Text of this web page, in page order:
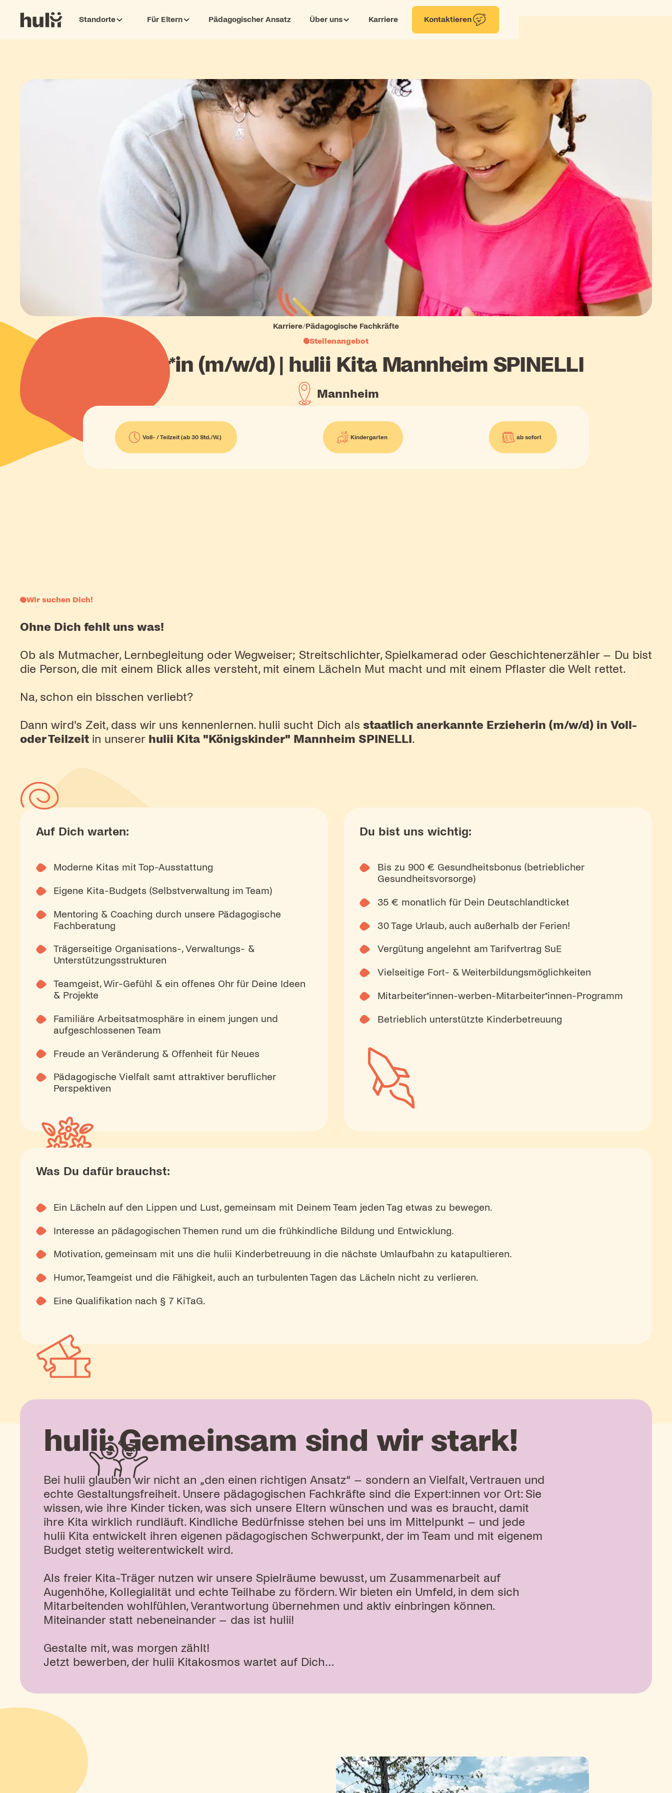
Standorte Für Eltern Pädagogischer Ansatz Über uns Karriere Kontaktieren
Karriere/Pädagogische Fachkräfte
Stellenangebot
Erzieher*in (m/w/d) | hulii Kita Mannheim SPINELLI
Mannheim
Voll- / Teilzeit (ab 30 Std./W.) Kindergarten ab sofort
Wir suchen Dich!
Ohne Dich fehlt uns was!
Ob als Mutmacher, Lernbegleitung oder Wegweiser; Streitschlichter, Spielkamerad oder Geschichtenerzähler – Du bist
die Person, die mit einem Blick alles versteht, mit einem Lächeln Mut macht und mit einem Pflaster die Welt rettet.
Na, schon ein bisschen verliebt?
Dann wird's Zeit, dass wir uns kennenlernen. hulii sucht Dich als staatlich anerkannte Erzieherin (m/w/d) in Voll-
oder Teilzeit in unsererhulii Kita "Königskinder" Mannheim SPINELLI.
Auf Dich warten:
Moderne Kitas mit Top-Ausstattung
Eigene Kita-Budgets (Selbstverwaltung im Team)
Mentoring & Coaching durch unsere Pädagogische
Fachberatung
Trägerseitige Organisations-, Verwaltungs- &
Unterstützungsstrukturen
Teamgeist, Wir-Gefühl & ein offenes Ohr für Deine Ideen
& Projekte
Familiäre Arbeitsatmosphäre in einem jungen und
aufgeschlossenen Team
Freude an Veränderung & Offenheit für Neues
Pädagogische Vielfalt samt attraktiver beruflicher
Perspektiven
Du bist uns wichtig:
Bis zu 900 € Gesundheitsbonus (betrieblicher
Gesundheitsvorsorge)
35 € monatlich für Dein Deutschlandticket
30 Tage Urlaub, auch außerhalb der Ferien!
Vergütung angelehnt am Tarifvertrag SuE
Vielseitige Fort- & Weiterbildungsmöglichkeiten
Mitarbeiter*innen-werben-Mitarbeiter*innen-Programm
Betrieblich unterstützte Kinderbetreuung
Was Du dafür brauchst:
Ein Lächeln auf den Lippen und Lust, gemeinsam mit Deinem Team jeden Tag etwas zu bewegen.
Interesse an pädagogischen Themen rund um die frühkindliche Bildung und Entwicklung.
Motivation, gemeinsam mit uns die hulii Kinderbetreuung in die nächste Umlaufbahn zu katapultieren.
Humor, Teamgeist und die Fähigkeit, auch an turbulenten Tagen das Lächeln nicht zu verlieren.
Eine Qualifikation nach § 7 KiTaG.
hulii: Gemeinsam sind wir stark!
Bei hulii glauben wir nicht an „den einen richtigen Ansatz“ – sondern an Vielfalt, Vertrauen und
echte Gestaltungsfreiheit. Unsere pädagogischen Fachkräfte sind die Expert:innen vor Ort: Sie
wissen, wie ihre Kinder ticken, was sich unsere Eltern wünschen und was es braucht, damit
ihre Kita wirklich rundläuft. Kindliche Bedürfnisse stehen bei uns im Mittelpunkt – und jede
hulii Kita entwickelt ihren eigenen pädagogischen Schwerpunkt, der im Team und mit eigenem
Budget stetig weiterentwickelt wird.
Als freier Kita-Träger nutzen wir unsere Spielräume bewusst, um Zusammenarbeit auf
Augenhöhe, Kollegialität und echte Teilhabe zu fördern. Wir bieten ein Umfeld, in dem sich
Mitarbeitenden wohlfühlen, Verantwortung übernehmen und aktiv einbringen können.
Miteinander statt nebeneinander – das ist hulii!
Gestalte mit, was morgen zählt!
Jetzt bewerben, der hulii Kitakosmos wartet auf Dich…